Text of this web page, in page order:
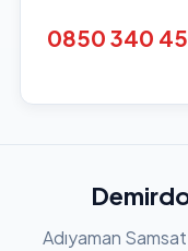
0850 340
Adıyaman Samsat